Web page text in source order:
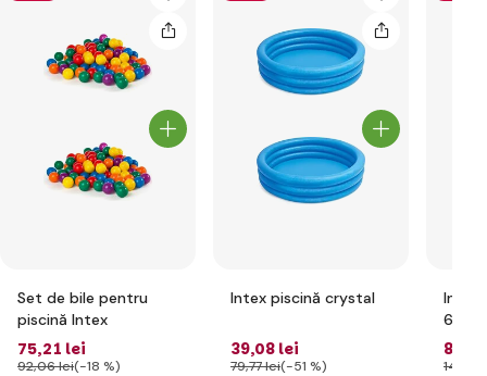
Set de bile pentru
piscină Intex
75,21 lei
92,06 lei(-18 %)
Intex piscină crystal
39,08 lei
79,77 lei(-51 %)
Intex
61cm
8
14